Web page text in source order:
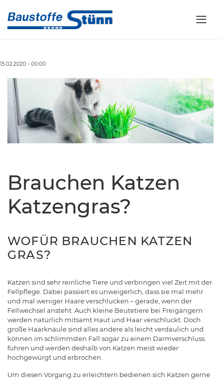
15.02.2020 - 00:00
Brauchen Katzen
Katzengras?
WOFÜR BRAUCHEN KATZEN
GRAS?
Katzen sind sehr reinliche Tiere und verbringen viel Zeit mit der
Fellpflege. Dabei passiert es unweigerlich, dass sie mal mehr
und mal weniger Haare verschlucken – gerade, wenn der
Fellwechsel ansteht. Auch kleine Beutetiere bei Freigängern
werden natürlich mitsamt Haut und Haar verschluckt. Doch
große Haarknäule sind alles andere als leicht verdaulich und
können im schlimmsten Fall sogar zu einem Darmverschluss
führen und werden deshalb von Katzen meist wieder
hochgewürgt und erbrochen.
Um diesen Vorgang zu erleichtern bedienen sich Katzen gerne